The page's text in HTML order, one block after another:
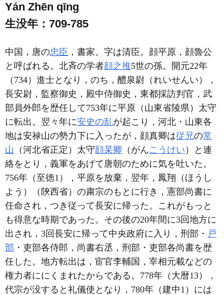
Yán Zhēn qīng
生没年：709-785
中国，唐の忠臣 ，書家。字は清臣。顔平原，顔魯公
と呼ばれる。北斉の学者顔之推5世の孫。開元22年
（734）進士となり，のち，醴泉尉（れいせんい），
長安尉，監察御史，殿中侍御史，東都採訪判官，武
部員外郎を歴任して753年に平原（山東省陵県）太守
に転出。翌々年に安史の乱が起こり，河北・山東各
地は安禄山の勢力下に入ったが，顔真卿は従兄の常
山 （河北省正定）太守顔杲卿 （がんこうけい ）と連
絡をとり，義軍をあげて唐朝のために気を吐いた。
756年（至徳1），平原を放棄，翌年，鳳翔（ほうし
よう）（陝西省）の粛宗のもとに行き，憲部尚書に
任命され，つき従って長安に帰った。これがもっと
も得意な時期であった。その後の20年間に3回地方に
出され，3回長安に帰って中央政府に入り，刑部・ 戸
部 ・吏部各侍郎，尚書右丞，刑部・吏部各尚書を歴
任した。地方転出は，宦官李輔国，宰相元載などの
権力者ににくまれたからである。778年（大暦13），
代宗が没すると礼儀使となり，780年（建中1）には